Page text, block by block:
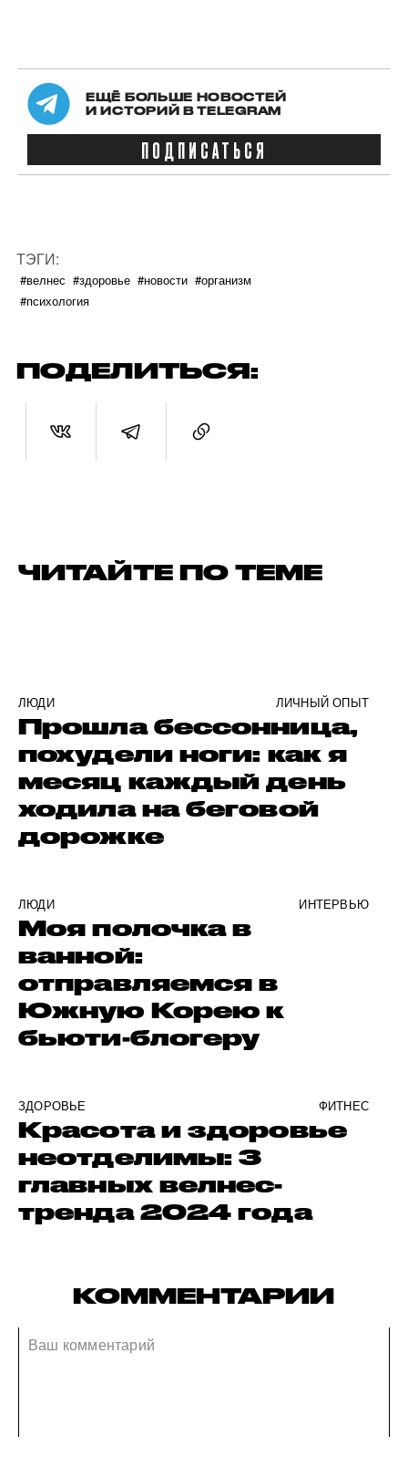
ЕЩЁ БОЛЬШЕ НОВОСТЕЙ
И ИСТОРИЙ В TELEGRAM
ПОДПИСАТЬСЯ
ТЭГИ:
#велнес #здоровье #новости #организм
#психология
ПОДЕЛИТЬСЯ:
ЧИТАЙТЕ ПО ТЕМЕ
ЛЮДИ ЛИЧНЫЙ ОПЫТ
Прошла бессонница,
похудели ноги: как я
месяц каждый день
ходила на беговой
дорожке
ЛЮДИ ИНТЕРВЬЮ
Моя полочка в
ванной:
отправляемся в
Южную Корею к
бьюти-блогеру
ЗДОРОВЬЕ ФИТНЕС
Красота и здоровье
неотделимы: 3
главных велнес-
тренда 2024 года
КОММЕНТАРИИ